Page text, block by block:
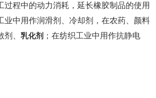
过程中的动力消耗，延长橡胶制品的使用
业中用作润滑剂、冷却剂，在农药、颜料
剂、乳化剂 ；在纺织工业中用作抗静电